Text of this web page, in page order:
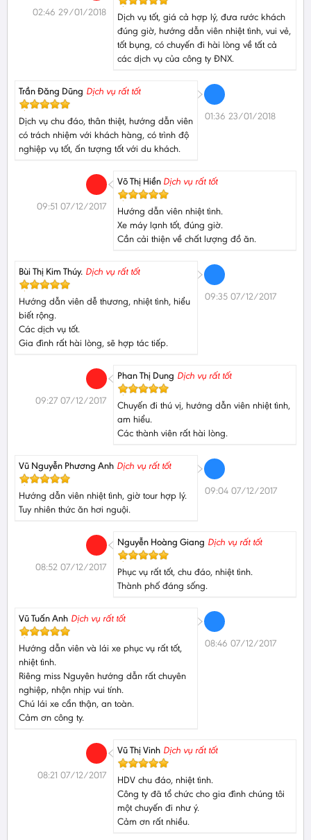
Dịch vụ tốt, giá cả hợp lý, đưa rước khách
đúng giờ, hướng dẫn viên nhiệt tình, vui vẻ,
tốt bụng, có chuyến đi hài lòng về tất cả
các dịch vụ của công ty ĐNX.
02:46 29/01/2018
Trần Đăng Dũng Dịch vụ rất tốt
Dịch vụ chu đáo, thân thiệt, hướng dẫn viên
có trách nhiệm với khách hàng, có trình độ
nghiệp vụ tốt, ấn tượng tốt với du khách.
01:36 23/01/2018
Võ Thị Hiền Dịch vụ rất tốt
Hướng dẫn viên nhiệt tình.
Xe máy lạnh tốt, đúng giờ.
Cần cải thiện về chất lượng đồ ăn.
09:51 07/12/2017
Bùi Thị Kim Thúy. Dịch vụ rất tốt
Hướng dẫn viên dễ thương, nhiệt tình, hiểu
biết rộng.
Các dịch vụ tốt.
Gia đình rất hài lòng, sẽ hợp tác tiếp.
09:35 07/12/2017
Phan Thị Dung Dịch vụ rất tốt
Chuyến đi thú vị, hướng dẫn viên nhiệt tình,
am hiểu.
Các thành viên rất hài lòng.
09:27 07/12/2017
Vũ Nguyễn Phương Anh Dịch vụ rất tốt
Hướng dẫn viên nhiệt tình, giờ tour hợp lý.
Tuy nhiên thức ăn hơi nguội.
09:04 07/12/2017
Nguyễn Hoàng Giang Dịch vụ rất tốt
Phục vụ rất tốt, chu đáo, nhiệt tình.
Thành phố đáng sống.
08:52 07/12/2017
Vũ Tuấn Anh Dịch vụ rất tốt
Hướng dẫn viên và lái xe phục vụ rất tốt,
nhiệt tình.
Riêng miss Nguyên hướng dẫn rất chuyên
nghiệp, nhộn nhịp vui tính.
Chú lái xe cẩn thận, an toàn.
Cảm ơn công ty.
08:46 07/12/2017
Vũ Thị Vinh Dịch vụ rất tốt
HDV chu đáo, nhiệt tình.
Công ty đã tổ chức cho gia đình chúng tôi
một chuyến đi như ý.
Cảm ơn rất nhiều.
08:21 07/12/2017